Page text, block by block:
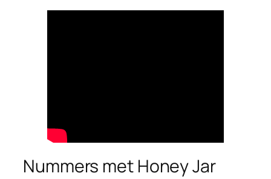
Nummers met Honey Jar